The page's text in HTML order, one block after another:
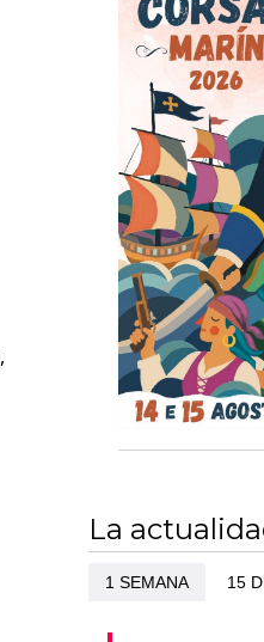
La
1 SEMANA 15